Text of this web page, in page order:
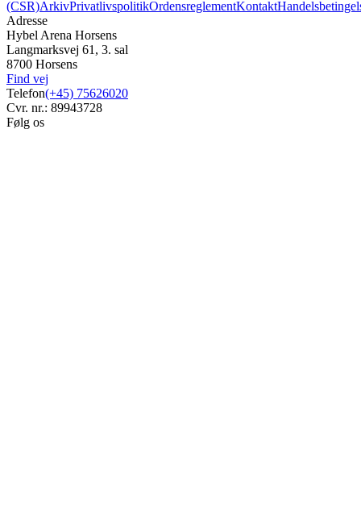
(CSR)ArkivPrivatlivspolitikOrdensreglementKontakt
Adresse
Hybel Arena Horsens
Langmarksvej 61, 3. sal
8700 Horsens
Find vej
Telefon(+45) 75626020
Cvr. nr.: 89943728
Følg os